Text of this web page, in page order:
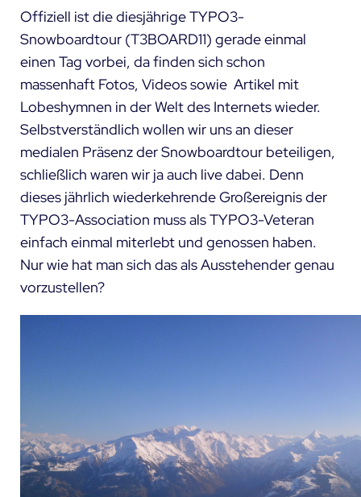
Offiziell ist die diesjährige TYPO3-
Snowboardtour (T3BOARD11) gerade einmal
einen Tag vorbei, da finden sich schon
massenhaft Fotos, Videossowie Artikel mit
Lobeshymnen in der Welt des Internets wieder.
Selbstverständlich wollen wir uns an dieser
medialen Präsenz der Snowboardtour beteiligen,
schließlich waren wir ja auch live dabei. Denn
dieses jährlich wiederkehrende Großereignis der
TYPO3-Association muss als TYPO3-Veteran
einfach einmal miterlebt und genossen haben.
Nur wie hat man sich das als Ausstehender genau
vorzustellen?